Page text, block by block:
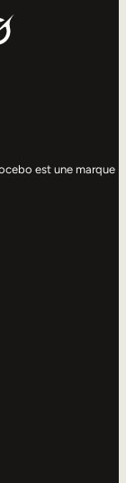
est une marque